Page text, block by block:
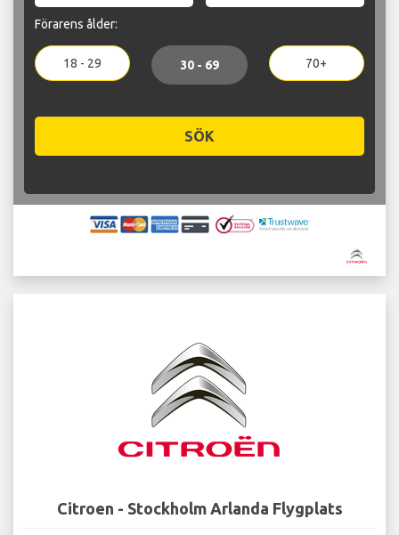
Förarens ålder:
18 - 29 30 - 69 70+
SÖK
Citroen - Stockholm Arlanda Flygplats